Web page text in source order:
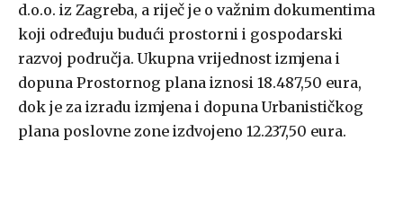
d.o.o. iz Zagreba, a riječ je o važnim dokumentima
koji određuju budući prostorni i gospodarski
razvoj područja. Ukupna vrijednost izmjena i
dopuna Prostornog plana iznosi 18.487,50 eura,
dok je za izradu izmjena i dopuna Urbanističkog
plana poslovne zone izdvojeno 12.237,50 eura.